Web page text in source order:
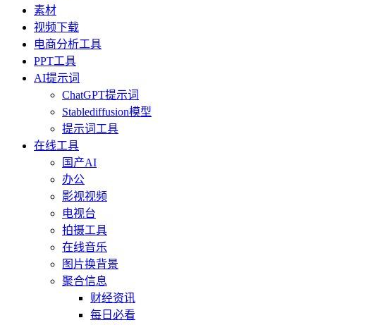
素材
视频下载
电商分析工具
PPT工具
AI提示词
ChatGPT提示词
Stablediffusion模型
提示词工具
在线工具
国产AI
办公
影视视频
电视台
拍摄工具
在线音乐
图片换背景
聚合信息
财经资讯
每日必看